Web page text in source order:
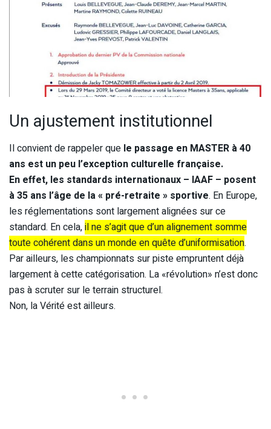
Un ajustement institutionnel
Il convient de rappeler que le passage en MASTER à 40
ans est un peu l’exception culturelle française.
En effet, les standards internationaux – IAAF – posent
à 35 ans l’âge de la « pré-retraite » sportive. En Europe,
les réglementations sont largement alignées sur ce
standard. En cela,il ne s’agit que d’un alignement somme
toute cohérent dans un monde en quête d’uniformisation.
Par ailleurs, les championnats sur piste empruntent déjà
largement à cette catégorisation. La «révolution» n’est donc
pas à scruter sur le terrain structurel.
Non, la Vérité est ailleurs.